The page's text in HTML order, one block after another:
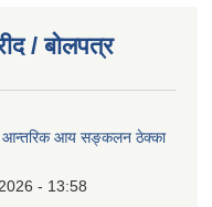
/ बोलपत्र
आन्तरिक आय सङ्कलन ठेक्का
- 13:58